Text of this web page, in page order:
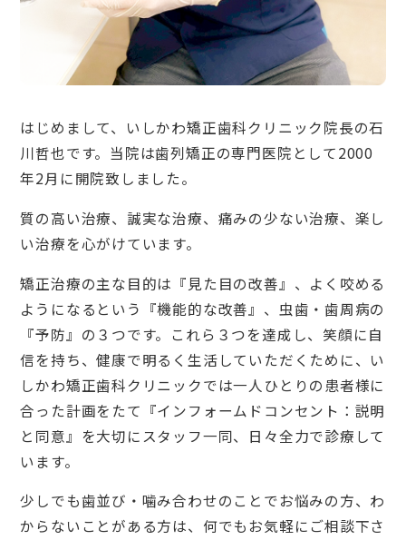
はじめまして、いしかわ矯正歯科クリニック院長の石
川哲也です。当院は歯列矯正の専門医院として2000
年2月に開院致しました。
質の高い治療、誠実な治療、痛みの少ない治療、楽し
い治療を心がけています。
矯正治療の主な目的は『見た目の改善』、よく咬める
ようになるという『機能的な改善』、虫歯・歯周病の
『予防』の３つです。これら３つを達成し、笑顔に自
信を持ち、健康で明るく生活していただくために、い
しかわ矯正歯科クリニックでは一人ひとりの患者様に
合った計画をたて『インフォームドコンセント：説明
と同意』を大切にスタッフ一同、日々全力で診療して
います。
少しでも歯並び・噛み合わせのことでお悩みの方、わ
からないことがある方は、何でもお気軽にご相談下さ